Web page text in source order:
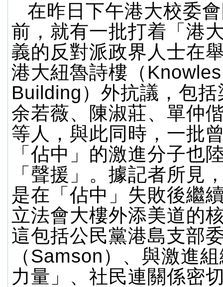
在昨日下午港大校委
前，就有一批打着「港
義的反對派政界人士在
港大紐魯詩樓（Knowles
Building）外抗議，包
余若薇、陳淑莊、單仲
等人，與此同時，一批
「佔中」的激進分子也
「聲援」。據記者所見
是在「佔中」失敗後繼
立法會大樓外添美道的
這包括公民黨港島支部
（Samson）、與激進
力量」、社民連關係密